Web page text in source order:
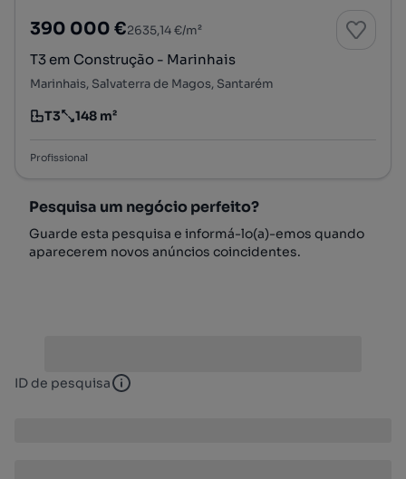
390 000 €2635,14 €/m²
T3 em Construção - Marinhais
Marinhais, Salvaterra de Magos, Santarém
Tipologia
T3
Preço por metro quadrado
148 m²
Profissional
Pesquisa um negócio perfeito?
Guarde esta pesquisa e informá-lo(a)-emos quando
aparecerem novos anúncios coincidentes.
ID de pesquisa ID de pesquisa